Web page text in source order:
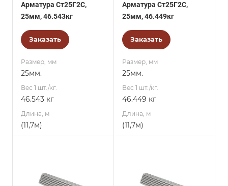
Арматура Ст25Г2С,
25мм, 46.543кг
Заказать
Размер, мм
25мм.
Вес 1 шт./кг.
46.543 кг
Длина, м
(11,7м)
Арматура Ст25Г2С,
25мм, 46.449кг
Заказать
Размер, мм
25мм.
Вес 1 шт./кг.
46.449 кг
Длина, м
(11,7м)